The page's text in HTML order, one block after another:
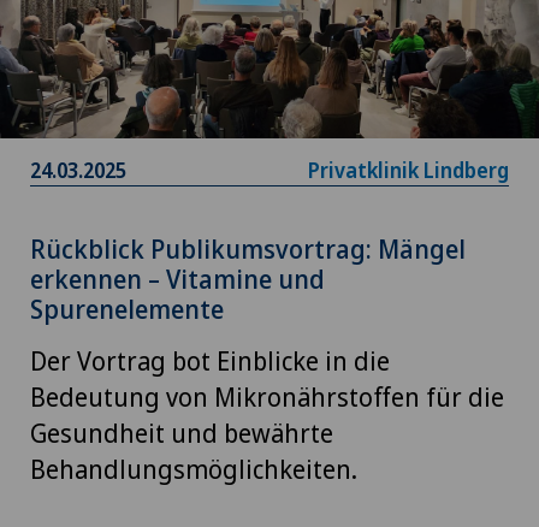
24.03.2025 Privatklinik Lindberg
Rückblick Publikumsvortrag: Mängel
erkennen – Vitamine und
Spurenelemente
Der Vortrag bot Einblicke in die
Bedeutung von Mikronährstoffen für die
Gesundheit und bewährte
Behandlungsmöglichkeiten.